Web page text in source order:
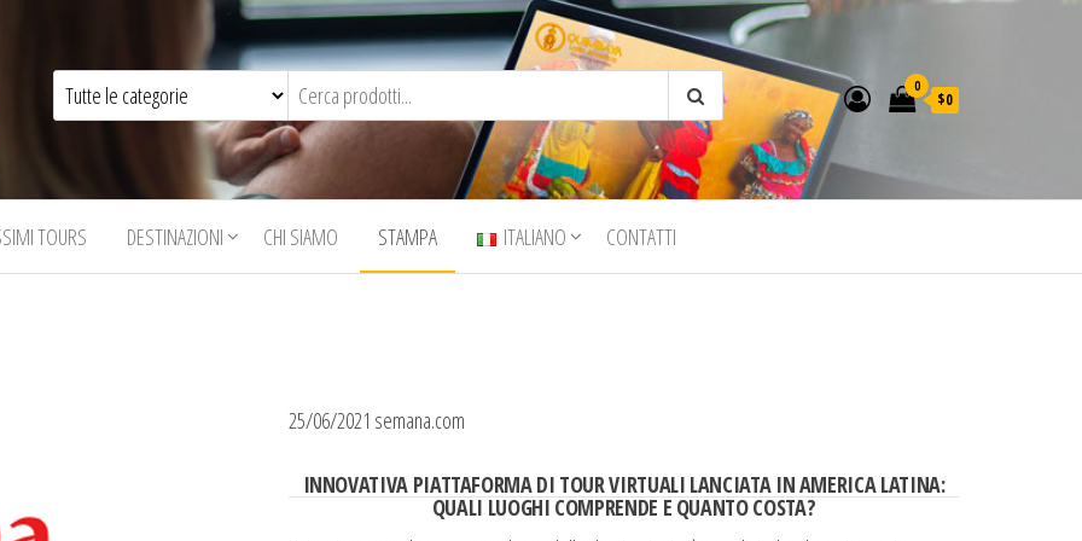
0
$0
TOURS DESTINAZIONI CHI SIAMO STAMPA ITALIANO CONTATTI
25/06/2021 semana.com
INNOVATIVA PIATTAFORMA DI TOUR VIRTUALI LANCIATA IN AMERICA LATINA:
QUALI LUOGHI COMPRENDE E QUANTO COSTA?